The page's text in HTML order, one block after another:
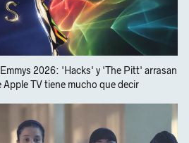
2026: 'Hacks' y 'The Pitt' arrasan
TV tiene mucho que decir